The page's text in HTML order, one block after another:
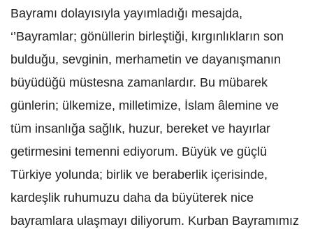
Bayramı dolayısıyla yayımladığı mesajda,
‘’Bayramlar; gönüllerin birleştiği, kırgınlıkların son
bulduğu, sevginin, merhametin ve dayanışmanın
büyüdüğü müstesna zamanlardır. Bu mübarek
günlerin; ülkemize, milletimize, İslam âlemine ve
tüm insanlığa sağlık, huzur, bereket ve hayırlar
getirmesini temenni ediyorum. Büyük ve güçlü
Türkiye yolunda; birlik ve beraberlik içerisinde,
kardeşlik ruhumuzu daha da büyüterek nice
bayramlara ulaşmayı diliyorum. Kurban Bayramımız